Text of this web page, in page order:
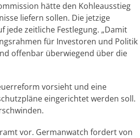
hätte den Kohleausstieg
liefern sollen. Die jetzige
zeitliche Festlegung. „Damit
für Investoren und Politik
offenbar überwiegend über die
vorsieht und eine
eingerichtet werden soll.
vor. Germanwatch fordert von